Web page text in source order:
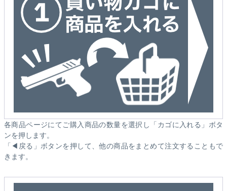
各商品ページにてご購入商品の数量を選択し「カゴに入れる」ボタ
ンを押します。
「◀戻る」ボタンを押して、他の商品をまとめて注文することもで
きます。